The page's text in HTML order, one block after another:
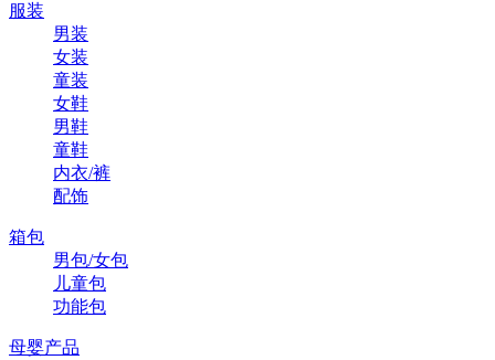
服装
男装
女装
童装
女鞋
男鞋
童鞋
内衣/裤
配饰
箱包
男包/女包
儿童包
功能包
母婴产品